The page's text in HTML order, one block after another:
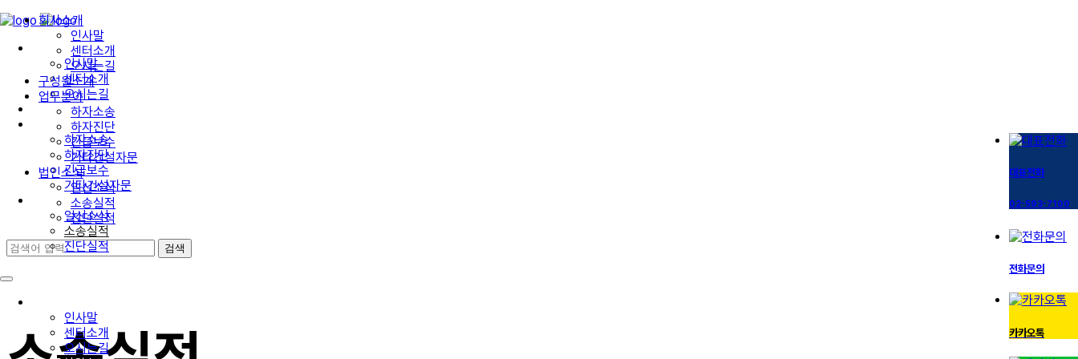
회사소개
인사말
센터소개
오시는길
구성원소개
업무분야
하자소송
하자진단
긴급보수
기타건설자문
법인소식
일신소식
소송실적
진단실적
인사말
센터소개
오시는길
회사소개
인사말
센터소개
오시는길
구성원소개
업무분야
하자소송
하자진단
긴급보수
기타건설자문
법인소식
일신소식
소송실적
진단실적
대표전화
02-593-7100
전화문의
카카오톡